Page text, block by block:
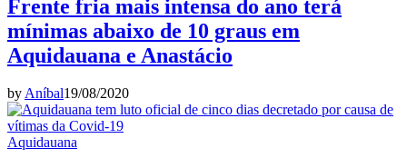
Frente fria mais intensa do ano terá
mínimas abaixo de 10 graus em
Aquidauana e Anastácio
byAníbal19/08/2020
Aquidauana